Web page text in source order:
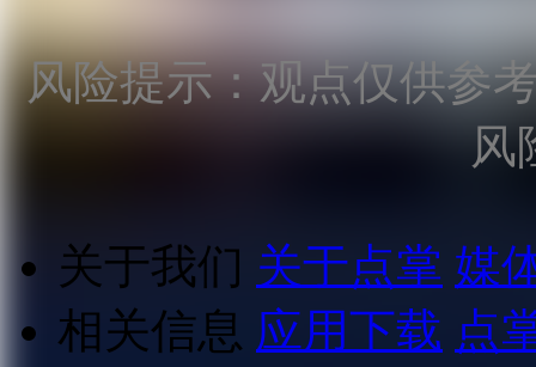
风险提示：观点仅供参
风
关于我们 关于点掌 媒
相关信息 应用下载 点